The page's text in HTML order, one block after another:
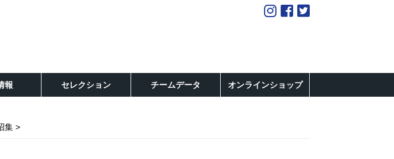
報 セレクション チームデータ オンラインショップ
集